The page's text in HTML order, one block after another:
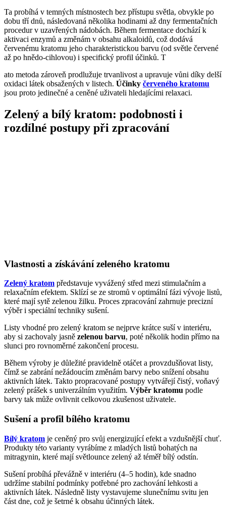
Ta probíhá v temných místnostech bez přístupu světla, obvykle po
dobu tří dnů, následovaná několika hodinami až dny fermentačních
procedur v uzavřených nádobách. Během fermentace dochází k
aktivaci enzymů a změnám v obsahu alkaloidů, což dodává
červenému kratomu jeho charakteristickou barvu (od světle červené
až po hnědo-cihlovou) i specifický profil účinků. T
ato metoda zároveň prodlužuje trvanlivost a upravuje vůni díky delší
oxidaci látek obsažených v listech. Účinky červeného kratomu
jsou proto jedinečné a ceněné uživateli hledajícími relaxaci.
Zelený a bílý kratom: podobnosti i
rozdílné postupy při zpracování
Vlastnosti a získávání zeleného kratomu
Zelený kratom představuje vyvážený střed mezi stimulačním a
relaxačním efektem. Sklízí se ze stromů v optimální fázi vývoje listů,
které mají sytě zelenou žilku. Proces zpracování zahrnuje precizní
výběr i speciální techniky sušení.
Listy vhodné pro zelený kratom se nejprve krátce suší v interiéru,
aby si zachovaly jasně zelenou barvu, poté několik hodin přímo na
slunci pro rovnoměrné zakončení procesu.
Během výroby je důležité pravidelně otáčet a provzdušňovat listy,
čímž se zabrání nežádoucím změnám barvy nebo snížení obsahu
aktivních látek. Takto propracované postupy vytvářejí čistý, voňavý
zelený prášek s univerzálním využitím. Výběr kratomu podle
barvy tak může ovlivnit celkovou zkušenost uživatele.
Sušení a profil bílého kratomu
Bílý kratom je ceněný pro svůj energizující efekt a vzdušnější chuť.
Produkty této varianty vyrábíme z mladých listů bohatých na
mitragynin, které mají světlounce zelený až téměř bílý odstín.
Sušení probíhá převážně v interiéru (4–5 hodin), kde snadno
udržíme stabilní podmínky potřebné pro zachování lehkosti a
aktivních látek. Následně listy vystavujeme slunečnímu svitu jen
část dne, což je šetrné k obsahu účinných látek.